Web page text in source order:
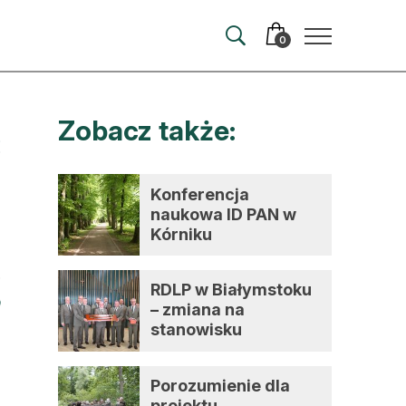
0
autorem
Zobacz także:
Konferencja
naukowa ID PAN w
Kórniku
RDLP w Białymstoku
– zmiana na
stanowisku
Porozumienie dla